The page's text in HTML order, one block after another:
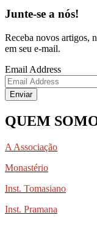
Junte-se a nós!
Receba novos artigos,
em seu e-mail.
Email Address
Enviar
QUEM
A Associação
Monastério
Inst. Tomasiano
Inst. Pramana